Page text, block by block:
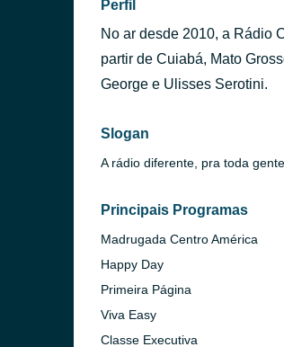
Perfil
No ar desde 2010, a Rádio
partir de Cuiabá, Mato
George e Ulisses Serotini.
Slogan
A rádio diferente, pra toda
Principais Programas
Madrugada Centro América
Happy Day
Primeira Página
Viva Easy
Classe Executiva